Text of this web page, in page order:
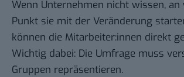
Wenn Unternehmen nicht wissen, an
Punkt sie mit der Veränderung
können die Mitarbeiter:innen direkt
Wichtig dabei: Die Umfrage muss
Gruppen repräsentieren.